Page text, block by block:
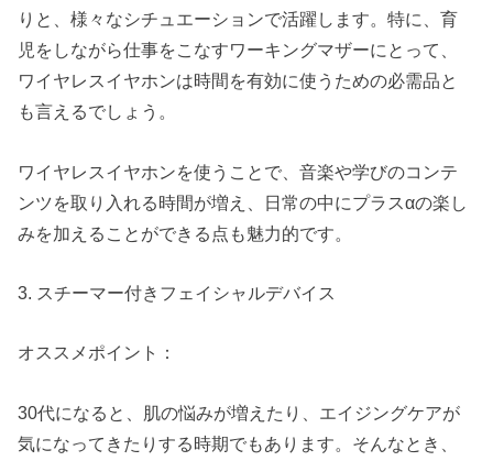
りと、様々なシチュエーションで活躍します。特に、育
児をしながら仕事をこなすワーキングマザーにとって、
ワイヤレスイヤホンは時間を有効に使うための必需品と
も言えるでしょう。
ワイヤレスイヤホンを使うことで、音楽や学びのコンテ
ンツを取り入れる時間が増え、日常の中にプラスαの楽し
みを加えることができる点も魅力的です。
3. スチーマー付きフェイシャルデバイス
オススメポイント：
30代になると、肌の悩みが増えたり、エイジングケアが
気になってきたりする時期でもあります。そんなとき、